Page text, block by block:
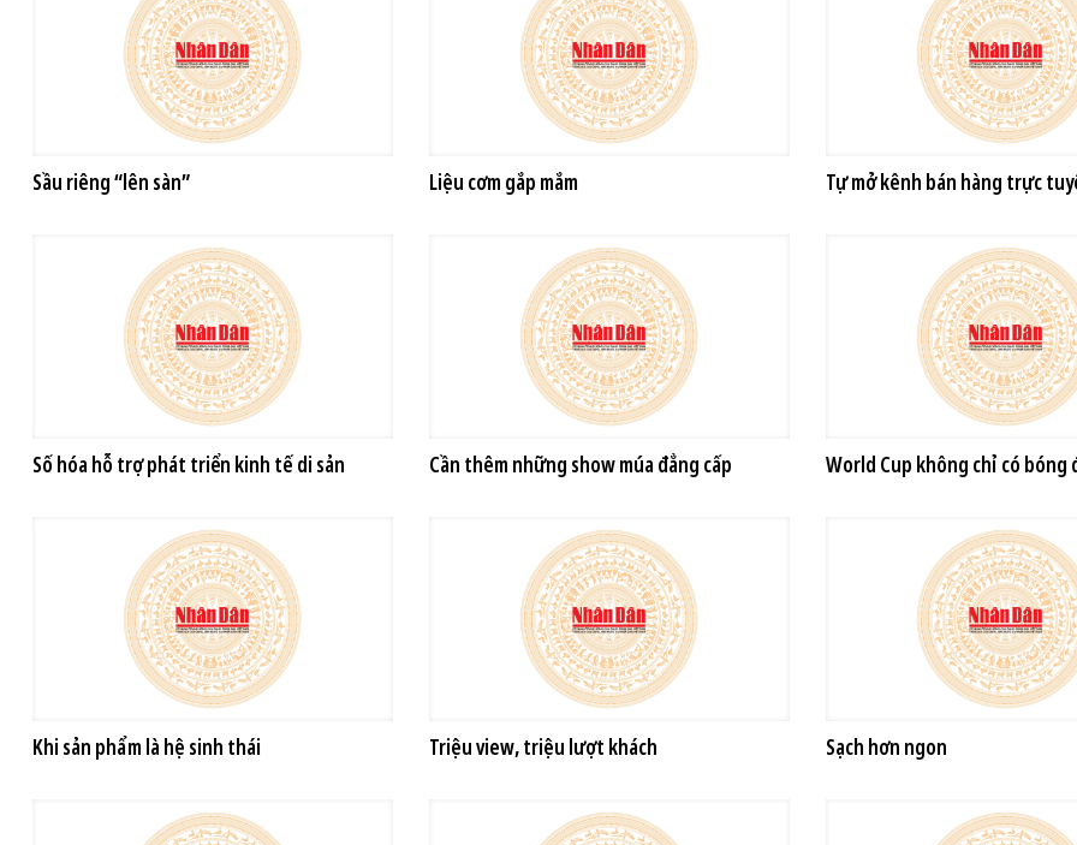
Sầu riêng “lên sàn” Liệu cơm gắp mắm Tự mở kênh bán hàng trực
Số hóa hỗ trợ phát triển kinh tế di sản Cần thêm những show múa đẳng cấp World Cup không chỉ có bóng
Khi sản phẩm là hệ sinh thái Triệu view, triệu lượt khách Sạch hơn ngon